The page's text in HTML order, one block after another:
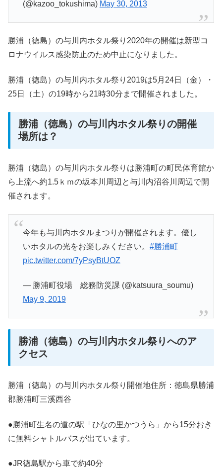
(@kazoo_tokushima) May 30, 2013
勝浦（徳島）の与川内ホタル祭り2020年の開催は新型コ
ロナウイルス感染防止のため中止になりました。
勝浦（徳島）の与川内ホタル祭り2019は5月24日（金）・
25日（土）の19時から21時30分まで開催されました。
勝浦（徳島）の与川内ホタル祭りの開催
場所は？
勝浦（徳島）の与川内ホタル祭りは勝浦町の町民体育館か
ら上流へ約1.5ｋｍの坂本川周辺と与川内沼谷川周辺で開
催されます。
今年も与川内ホタルまつりが開催されます。優し
いホタルの光をお楽しみください。 #勝浦町
pic.twitter.com/7yPsyBtUOZ
— 勝浦町役場 総務防災課 (@katsuura_soumu)
May 9, 2019
勝浦（徳島）の与川内ホタル祭りへのア
クセス
勝浦（徳島）の与川内ホタル祭り開催地住所：徳島県勝浦
郡勝浦町三溪西谷
●勝浦町生名の道の駅「ひなの里かつうら」から15分おき
に無料シャトルバスが出ています。
●JR徳島駅から車で約40分